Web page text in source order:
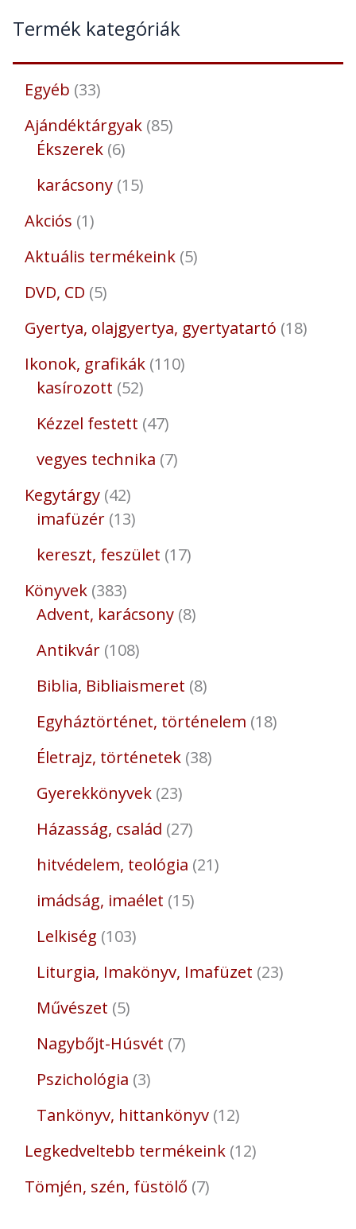
Termék kategóriák
Egyéb 33
Ajándéktárgyak 85
Ékszerek 6
karácsony 15
Akciós 1
Aktuális termékeink 5
DVD, CD 5
Gyertya, olajgyertya, gyertyatartó 18
Ikonok, grafikák 110
kasírozott 52
Kézzel festett 47
vegyes technika 7
Kegytárgy 42
imafüzér 13
kereszt, feszület 17
Könyvek 383
Advent, karácsony 8
Antikvár 108
Biblia, Bibliaismeret 8
Egyháztörténet, történelem 18
Életrajz, történetek 38
Gyerekkönyvek 23
Házasság, család 27
hitvédelem, teológia 21
imádság, imaélet 15
Lelkiség 103
Liturgia, Imakönyv, Imafüzet 23
Művészet 5
Nagybőjt-Húsvét 7
Pszichológia 3
Tankönyv, hittankönyv 12
Legkedveltebb termékeink 12
Tömjén, szén, füstölő 7